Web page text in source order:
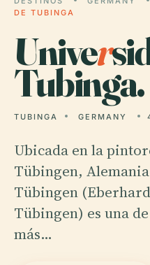
DE TUBINGA
Univer
Tubinga.
TUBINGA GERMANY
Ubicada en la
Tübingen,
Tübingen
Tübingen) es una
más…